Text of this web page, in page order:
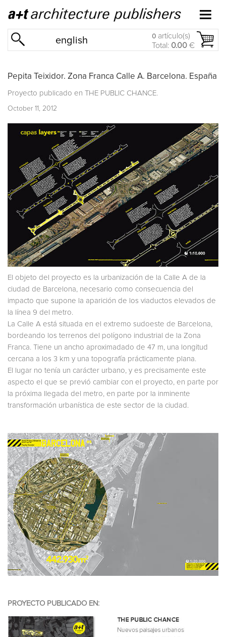
english 0 artículo(s)
Total: 0.00 €
Pepita Teixidor. Zona Franca Calle A. Barcelona. España
Proyecto publicado en THE PUBLIC CHANCE.
October 11, 2012
El objeto del proyecto es la urbanización de la Calle A de la
ciudad de Barcelona, necesario como consecuencia del
impacto que supone la aparición de los viaductos elevados de
la línea 9 del metro.
La Calle A está situada en el extremo sudoeste de Barcelona,
bordeando los terrenos del polígono industrial de la Zona
Franca. Tiene un ancho aproximadado de 47 m, una longitud
cercana a los 3 km y una topografía prácticamente plana.
El lugar no tenía un carácter urbano, y es precisamente este
aspecto el que se previó cambiar con el proyecto, en parte por
la próxima llegada del metro, en parte por la inminente
transformación urbanística de este sector de la ciudad.
PROYECTO PUBLICADO EN: